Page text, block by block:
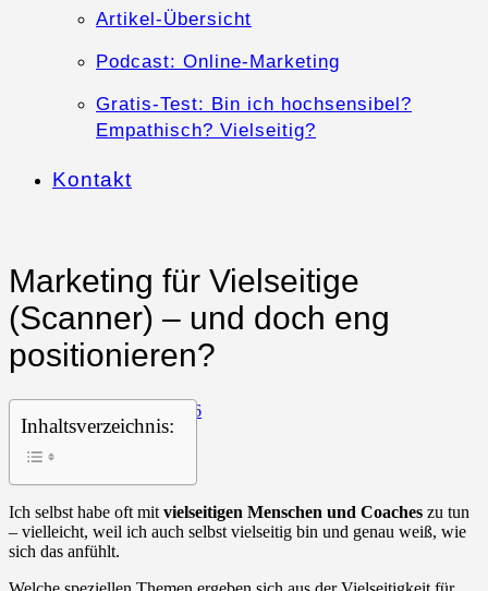
Artikel-Übersicht
Podcast: Online-Marketing
Gratis-Test: Bin ich hochsensibel?
Empathisch? Vielseitig?
Kontakt
Marketing für Vielseitige
(Scanner) – und doch eng
positionieren?
21. April 2026
Inhaltsverzeichnis:
Ich selbst habe oft mit vielseitigen Menschen und Coaches zu tun
– vielleicht, weil ich auch selbst vielseitig bin und genau weiß, wie
sich das anfühlt.